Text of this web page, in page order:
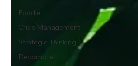
Foodie
Crisis Management
Strategic Thinking
Decorhotel